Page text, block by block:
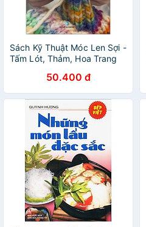
Sách Kỹ Thuật Móc Len Sợi -
Tấm Lót, Thảm, Hoa Trang
50.400 đ